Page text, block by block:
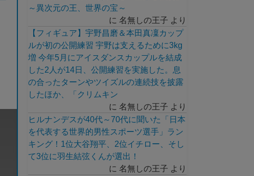
～異次元の王、世界の宝～
に 名無しの王子 より
【フィギュア】宇野昌磨＆本田真凜カップ
ルが初の公開練習 宇野は支えるために3kg
増 今年5月にアイスダンスカップルを結成
した2人が14日、公開練習を実施した。息
の合ったターンやツイズルの連続技を披露
したほか、「クリムキン
に 名無しの王子 より
ヒルナンデスが40代～70代に聞いた「日本
を代表する世界的男性スポーツ選手」ラン
キング！1位大谷翔平、2位イチロー、そし
て3位に羽生結弦くんが選出！
に 名無しの王子 より